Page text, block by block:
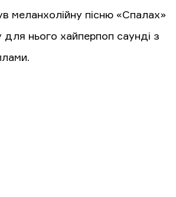
меланхолійну пісню «Спалах»
нього хайперпоп саунді з